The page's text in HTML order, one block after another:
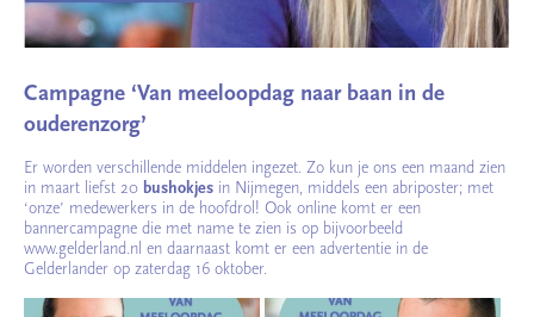
Campagne ‘Van meeloopdag naar baan in de
ouderenzorg’
Er worden verschillende middelen ingezet. Zo kun je ons een maand zien
in maart liefst 20 bushokjes in Nijmegen, middels een abriposter; met
‘onze’ medewerkers in de hoofdrol! Ook online komt er een
bannercampagne die met name te zien is op bijvoorbeeld
www.gelderland.nl en daarnaast komt er een advertentie in de
Gelderlander op zaterdag 16 oktober.